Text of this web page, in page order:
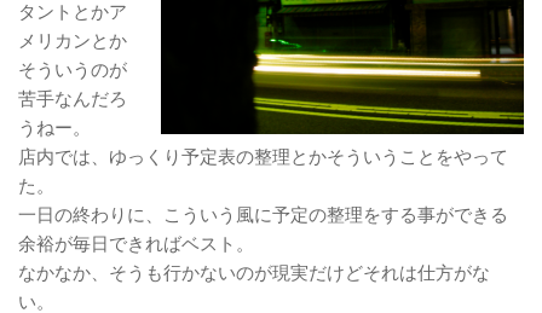
タントとかア
メリカンとか
そういうのが
苦手なんだろ
うねー。
店内では、ゆっくり予定表の整理とかそういうことをやって
た。
一日の終わりに、こういう風に予定の整理をする事ができる
余裕が毎日できればベスト。
なかなか、そうも行かないのが現実だけどそれは仕方がな
い。